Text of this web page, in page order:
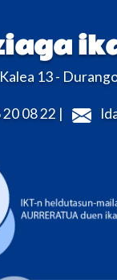
13 -
08 22 |